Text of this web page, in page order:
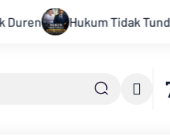
Persepsi: Kritik Terhadap